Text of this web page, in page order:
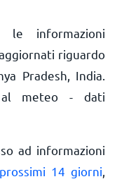
le informazioni
riguardo
Pradesh, India.
al meteo - dati
ad informazioni
14 giorni